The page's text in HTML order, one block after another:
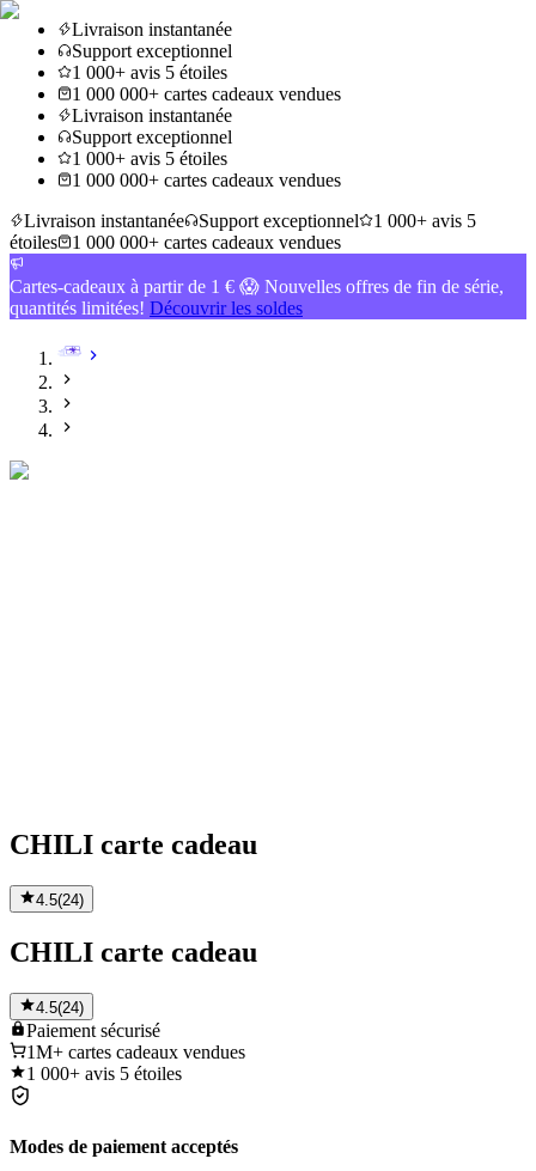
Livraison instantanée
Support exceptionnel
1 000+ avis 5 étoiles
1 000 000+ cartes cadeaux vendues
Livraison instantanée
Support exceptionnel
1 000+ avis 5 étoiles
1 000 000+ cartes cadeaux vendues
Livraison instantanée
Support exceptionnel
1 000+ avis 5
étoiles
1 000 000+ cartes cadeaux vendues
Cartes-cadeaux à partir de 1 € 😱 Nouvelles offres de fin de série,
quantités limitées! Découvrir les soldes
CHILI carte cadeau
4.5(24)
CHILI carte cadeau
4.5(24)
Paiement sécurisé
1M+ cartes cadeaux vendues
1 000+ avis 5 étoiles
Modes de paiement acceptés